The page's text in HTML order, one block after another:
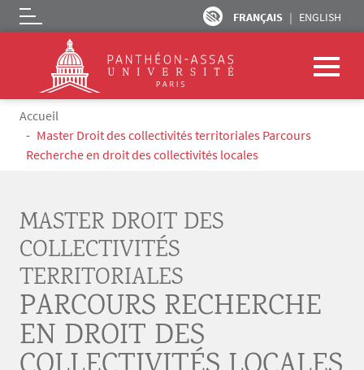
Aller au contenu principal
FRANÇAIS ENGLISH
Logo
Fil d'Ariane
Accueil
Master Droit des collectivités territoriales Parcours
Recherche en droit des collectivités locales
MASTER DROIT DES
COLLECTIVITÉS
TERRITORIALES
PARCOURS RECHERCHE
EN DROIT DES